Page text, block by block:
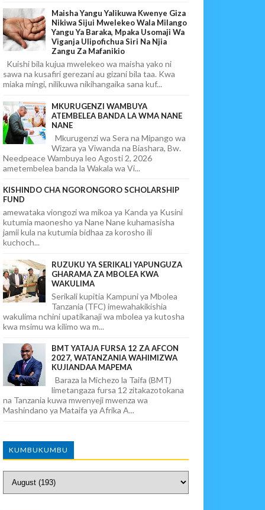
Maisha Yangu Yalikuwa Kwenye Giza
Nikiwa Sijui Mwelekeo Wala Milango
Yangu Ya Baraka, Mpaka Usomaji Wa
Viganja Ulipofichua Siri Na Njia
Zangu Za Mafanikio
Kuishi bila kujua mwelekeo wa maisha yako ni
sawa na kusafiri gerezani au gizani bila taa. Kwa
miaka mingi, nilikuwa nikihangaika sana kuf...
MKURUGENZI WAMBUYA
ATEMBELEA BANDA LA WMA NANE
NANE
Mkurugenzi wa Sera na Mipango wa
Wizara ya Viwanda na Biashara, Bw.
Needpeace Wambuya leo Agosti 2, 2026
ametembelea banda la Wakala wa Vi...
KISHINDO CHA NGORONGORO SCHOLARSHIP
FUND
amewataka viongozi wa mikoa ya Kanda ya Kusini
kutumia maonesho ya Nane Nane kuhamasisha
jamii kula na kutumia bidhaa za korosho ili
kuchoch...
RUZUKU YA SERIKALI YAPUNGUZA
GHARAMA ZA MBOLEA KWA
WAKULIMA
Serikali kupitia Kampuni ya Mbolea
Tanzania (TFC) imewahakikishia
wakulima nchini upatikanaji wa mbolea ya kutosha
kwa msimu wa kilimo wa m...
BMT YATAJA FURSA 12 ZA AFCON
2027, WATANZANIA WAHIMIZWA
KUJIANDAA MAPEMA
Baraza la Michezo la Taifa (BMT)
limetangaza fursa 12 zitakazotokana
na Tanzania kuwa mwenyeji mwenza wa
Mashindano ya Mataifa ya Afrika A...
KUMBUKUMBU